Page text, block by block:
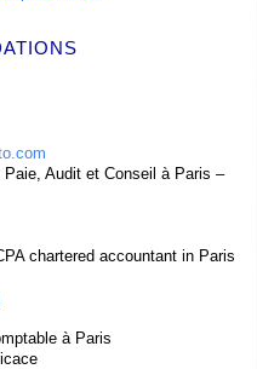
Paie, Audit et Conseil à Paris –
chartered accountant in Paris
à Paris